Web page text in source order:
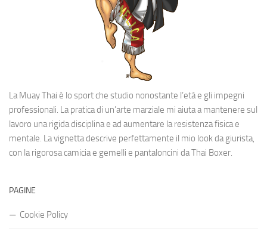
La Muay Thai è lo sport che studio nonostante l’età e gli impegni
professionali. La pratica di un’arte marziale mi aiuta a mantenere sul
lavoro una rigida disciplina e ad aumentare la resistenza fisica e
mentale. La vignetta descrive perfettamente il mio look da giurista,
con la rigorosa camicia e gemelli e pantaloncini da Thai Boxer.
PAGINE
Cookie Policy